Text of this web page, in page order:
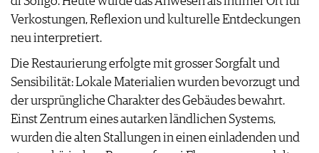
Verkostungen, Reflexion und kulturelle Entdeckungen
neu interpretiert.
Die Restaurierung erfolgte mit grosser Sorgfalt und
Sensibilität: Lokale Materialien wurden bevorzugt und
der ursprüngliche Charakter des Gebäudes bewahrt.
Einst Zentrum eines autarken ländlichen Systems,
wurden die alten Stallungen in einen einladenden und